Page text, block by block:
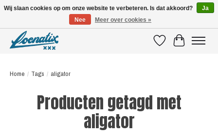
VerlanglijstWinkelwagen
Home / Tags / aligator
Producten getagd met
aligator
Wij slaan cookies op om onze website te verbeteren. Is dat akkoord?
Ja
Nee
Meer over cookies »